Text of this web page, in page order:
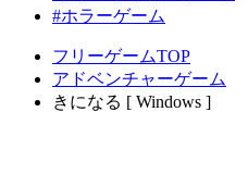
#ホラーゲーム
フリーゲームTOP
アドベンチャーゲーム
きになる [ Windows ]